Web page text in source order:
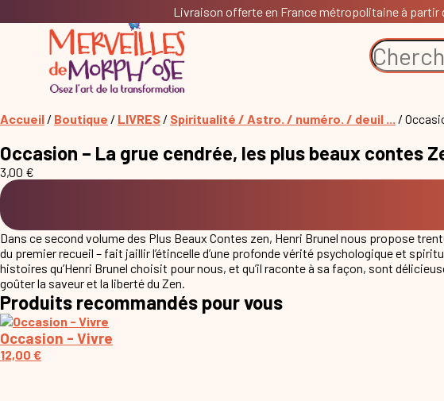
Livraison offerte en France métropolitaine à partir
Accueil / Boutique / LIVRES / Spiritualité / Astro. / numéro. / deuil ... /
Occasion – La grue cendrée, les plus beaux contes
3,00 €
Dans ce second volume des Plus Beaux Contes zen, Henri Brunel nous propose
du premier recueil – fait jaillir l’étincelle d’une profonde vérité psychologique et
histoires qu’Henri Brunel choisit pour nous, et qu’il raconte à sa façon, sont
goûter la saveur et la liberté du Zen.
Produits recommandés pour vous
Occasion - Vivre
12,00 €